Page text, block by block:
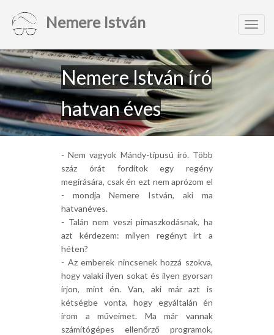
Nemere István
Nemere István író
hatvan éves
- Nem vagyok Mándy-típusú író. Több
száz órát fordítok egy regény
megírására, csak én ezt nem aprózom el
- mondja Nemere István, aki ma
hatvanéves.
- Talán nem veszi pimaszkodásnak, ha
azt kérdezem: milyen regényt írt a
héten?
- Az emberek nincsenek hozzá szokva,
hogy valaki ilyen sokat és ilyen gyorsan
írjon, mint én. Van, aki már azt is
kétségbe vonta, hogy egyáltalán én
írom a műveimet. Ma már vannak
számítógépes ellenőrző programok,